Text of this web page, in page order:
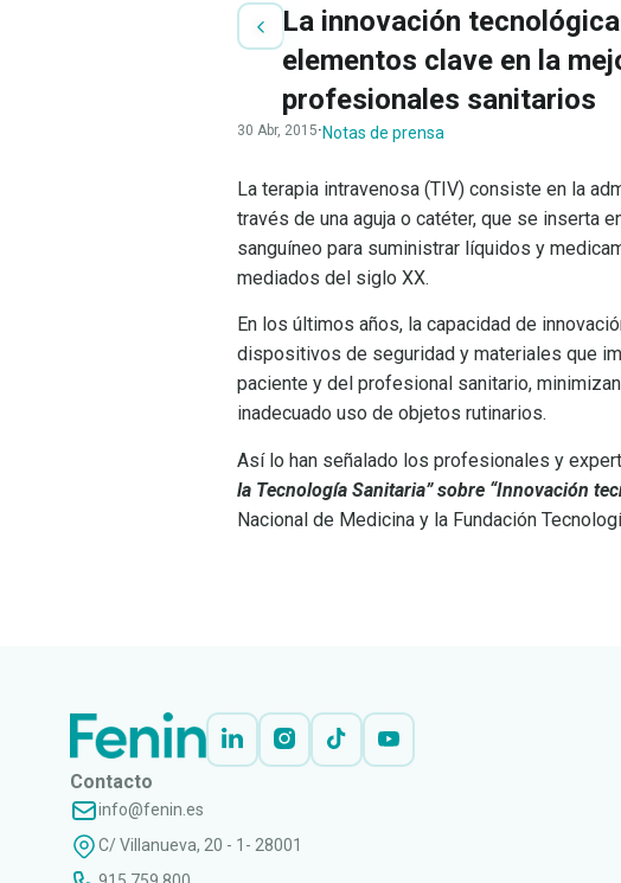
La innovación
elementos clave en la
profesionales sanitarios
30 Abr, 2015· Notas de prensa
La terapia intravenosa (TIV) consiste en la
través de una aguja o catéter, que se inserta
sanguíneo para suministrar líquidos y
mediados del siglo XX.
En los últimos años, la capacidad de
dispositivos de seguridad y materiales que
paciente y del profesional sanitario,
inadecuado uso de objetos rutinarios.
Así lo han señalado los profesionales y
la Tecnología Sanitaria” sobre “Innovación
Nacional de Medicina y la Fundación
Contacto
info@fenin.es
C/ Villanueva, 20 - 1- 28001